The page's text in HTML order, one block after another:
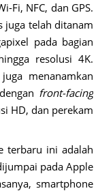
Fi, NFC, dan GPS.
juga telah ditanam
pada bagian
resolusi 4K.
menanamkan
front-facing
HD, dan perekam
terbaru ini adalah
pada Apple
smartphone